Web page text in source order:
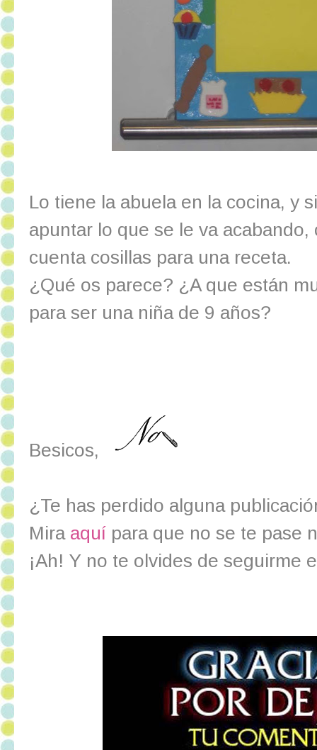
Lo tiene la abuela en la cocina, y
apuntar lo que se le va
cuenta cosillas para una receta.
¿Qué os parece? ¿A que están
para ser una niña de 9 años?
Besicos,
¿Te has perdido alguna
Mira aquí para que no se te pase
¡Ah! Y no te olvides de seguirme